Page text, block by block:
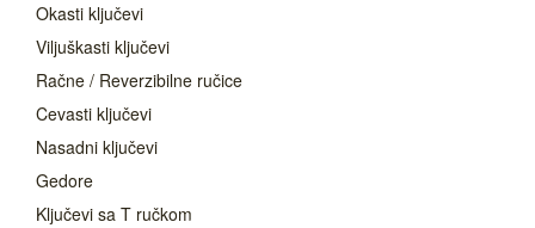
Okasti ključevi
Viljuškasti ključevi
Račne / Reverzibilne ručice
Cevasti ključevi
Nasadni ključevi
Gedore
Ključevi sa T ručkom